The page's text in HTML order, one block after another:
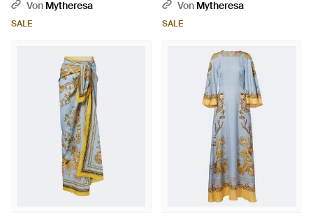
Satin - Grün
Von Mytheresa
SALE
Seidensatin - Lila
Von Mytheresa
SALE